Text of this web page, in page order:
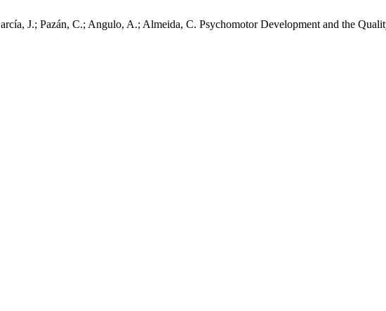
J.; Pazán, C.; Angulo, A.; Almeida, C. Psychomotor Development and the